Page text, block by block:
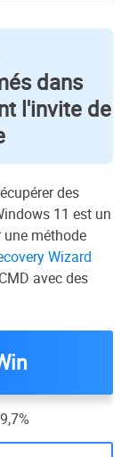
dans
l'invite de
des
11 est un
méthode
Wizard
avec des